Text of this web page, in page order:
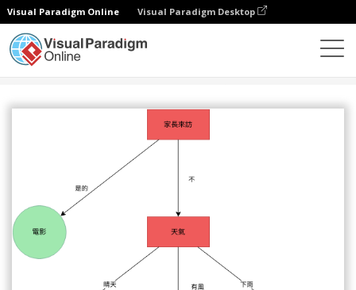
Visual Paradigm Online Visual Paradigm Desktop